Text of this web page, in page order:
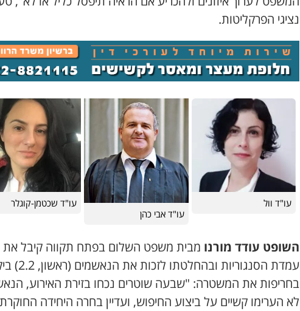
נציגי הפרקליטות.
עו"ד וול
עו"ד אבי כהן
עו"ד שכטמן-קוגלר
השופט עודד מורנו מבית משפט השלום בפתח תקווה קיבל את
עמדת הסנגוריות ובהחלטתו לזכות
בחריפות את המשטרה: "שבעה שוטרים נכחו בזירת האירוע,
לא הערימו קשיים על ביצוע החיפוש, ועדיין בחרה היחידה החוקרת